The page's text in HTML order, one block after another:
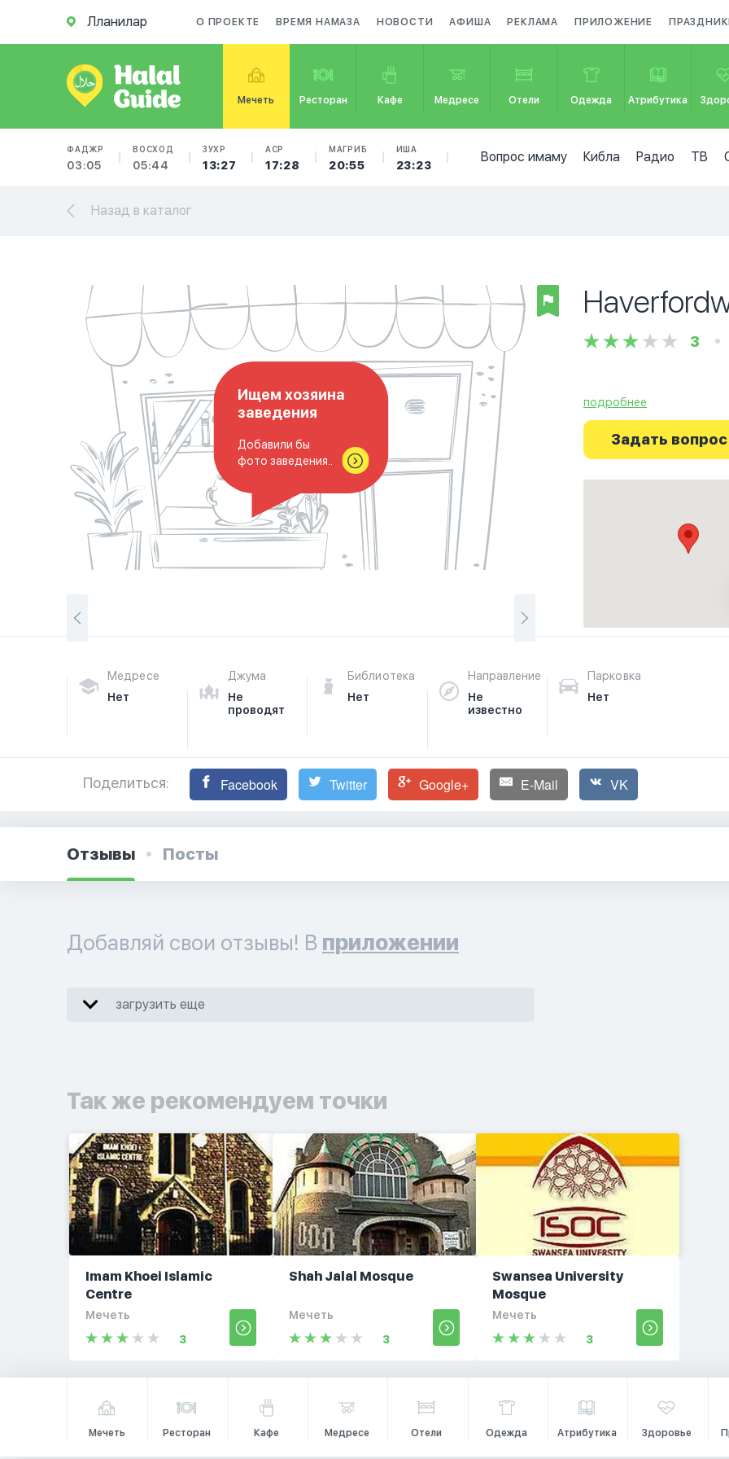
Лланилар О ПРОЕКТЕ ВРЕМЯ НАМАЗА НОВОСТИ АФИША РЕКЛАМА ПРИЛОЖЕНИЕ
Мечеть Ресторан Кафе Медресе Отели Одежда Атрибутика
ФАДЖР
03:05
ВОСХОД
05:44
ЗУХР
13:27
АСР
17:28
МАГРИБ
20:55
ИША
23:23
Вопрос имаму Кибла Радио ТВ
Назад в каталог
Ищем хозяина
заведения
Добавили бы
фото заведения..
3
Ознакомьтесь с
г.Лланилар на
путешествие
подробнее
Задать
Медресе
Нет
Джума
Не
проводят
Библиотека
Нет
Направление
Не
известно
Парковка
Нет
Поделиться: Facebook Twitter Google+ E-Mail VK
Отзывы Посты
Добавляй свои отзывы! В приложении
загрузить еще
Так же рекомендуем точки
Imam Khoei Islamic
Centre
Мечеть
3
Shah Jalal Mosque
Мечеть
3
Swansea University
Mosque
Мечеть
3
Мечеть Ресторан Кафе Медресе Отели Одежда Атрибутика Здоровье